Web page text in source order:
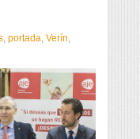
, portada, Verín,